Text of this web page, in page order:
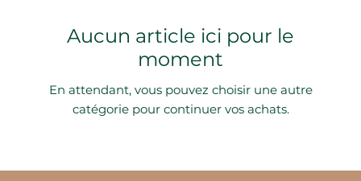
Aucun article ici pour le
moment
En attendant, vous pouvez choisir une autre
catégorie pour continuer vos achats.